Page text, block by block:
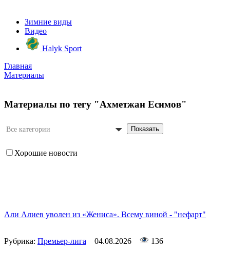
Зимние виды
Видео
Halyk Sport
Главная
Материалы
Материалы по тегу "Ахметжан Есимов"
Все категории Показать
Хорошие новости
Али Алиев уволен из «Жениса». Всему виной - "нефарт"
Рубрика: Премьер-лига 04.08.2026 136